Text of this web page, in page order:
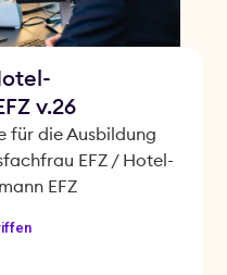
v.26
für die Ausbildung
EFZ / Hotel-
EFZ